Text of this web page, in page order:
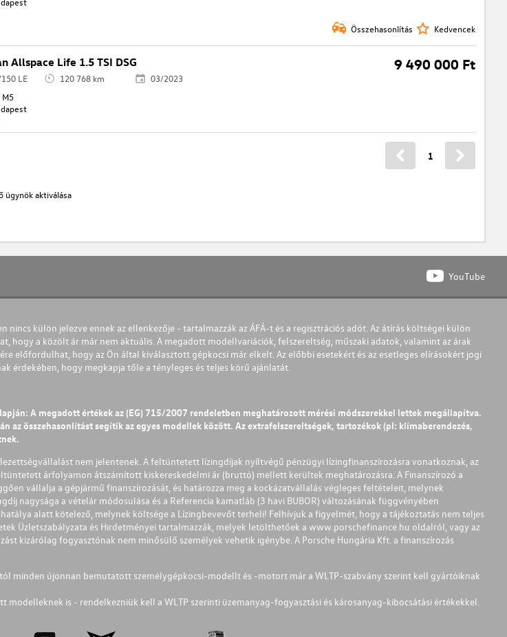
Összehasonlítás Kedvencek
Allspace Life 1.5 TSI DSG 9 490 000 Ft
LE 120 768 km
03/2023
1
ügynök aktiválása
YouTube
külön jelezve ennek az ellenkezője - tartalmazzák az ÁFÁ-t és a regisztrációs adót. Az átírás költségei külön
a közölt ár már nem aktuális. A megadott modellvariációk, felszereltség, műszaki adatok, valamint az árak
előfordulhat, hogy az Ön által kiválasztott gépkocsi már elkelt. Az előbbi esetekért és az esetleges elírásokért jogi
érdekében, hogy megkapja tőle a tényleges és teljes körű ajánlatát.
A megadott értékek az (EG) 715/2007 rendeletben meghatározott mérési módszerekkel lettek megállapítva.
az összehasonlítást segítik az egyes modellek között. Az extrafelszereltségek, tartozékok (pl: klímaberendezés,
nem jelentenek. A feltüntetett lízingdíjak nyíltvégű pénzügyi lízingfinanszírozásra vonatkoznak, az
árfolyamon átszámított kiskereskedelmi ár (bruttó) mellett kerültek meghatározásra. A Finanszírozó a
vállalja a gépjármű finanszírozását, és határozza meg a kockázatvállalás végleges feltételeit, melynek
nagysága a vételár módosulása és a Referencia kamatláb (3 havi BUBOR) változásának függvényében
alatt kötelező, melynek költsége a Lízingbevevőt terheli! Felhívjuk a figyelmét, hogy a tájékoztatás nem teljes
Üzletszabályzata és Hirdetményei tartalmazzák, melyek letölthetőek a www.porschefinance.hu oldalról, vagy az
kizárólag fogyasztónak nem minősülő személyek vehetik igénybe. A Porsche Hungária Kft. a finanszírozás
minden újonnan bemutatott személygépkocsi-modellt és -motort már a WLTP-szabvány szerint kell gyártóiknak
is - rendelkezniük kell a WLTP szerinti üzemanyag-fogyasztási és károsanyag-kibocsátási értékekkel.